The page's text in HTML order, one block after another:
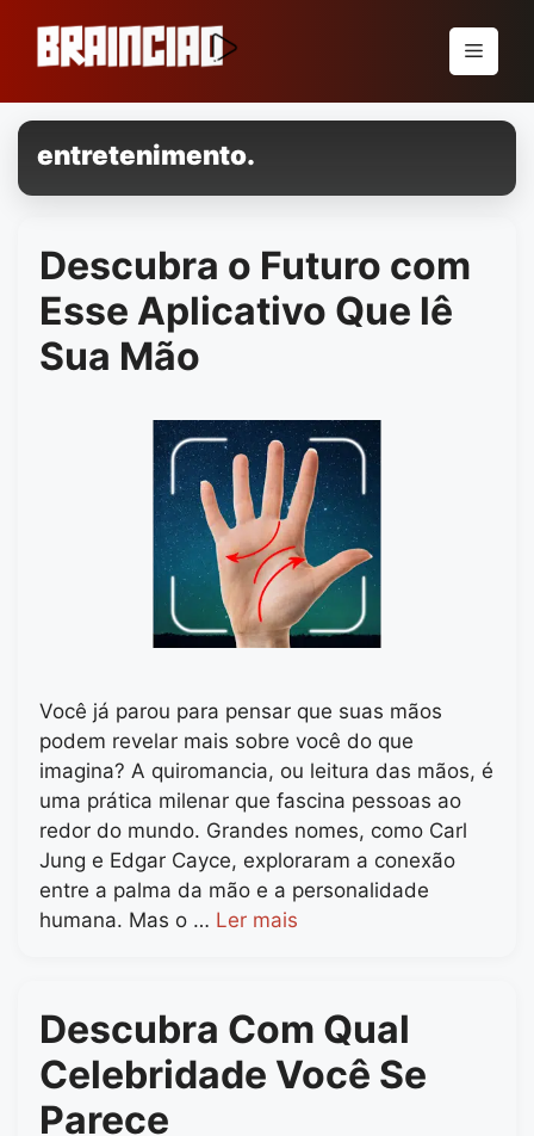
conteúdo
Menu
entretenimento.
Descubra o Futuro com
Esse Aplicativo Que lê
Sua Mão
Você já parou para pensar que suas mãos
podem revelar mais sobre você do que
imagina? A quiromancia, ou leitura das mãos, é
uma prática milenar que fascina pessoas ao
redor do mundo. Grandes nomes, como Carl
Jung e Edgar Cayce, exploraram a conexão
entre a palma da mão e a personalidade
humana. Mas o … Ler mais
Descubra Com Qual
Celebridade Você Se
Parece